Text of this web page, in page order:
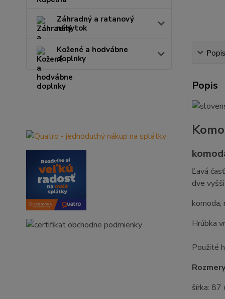
Záhradný a ratanový
nábytok
Kožené a hodvábne
doplnky
Popis
Popis
Ľavá
dve
komoda,
Hrúbka
Použité
šírka: 87